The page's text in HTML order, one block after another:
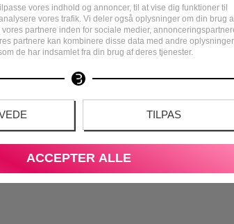
vores indhold og annoncer, til at vise dig funktioner til
vores trafik. Vi deler også oplysninger om din brug
partnere inden for sociale medier,
partnere kan kombinere disse data med andre oplysninger,
de har indsamlet fra din brug af deres tjenester.
TILPAS
ACCEPTER ALLE
2025
DANSK E-MÆRKET WEBSHOP